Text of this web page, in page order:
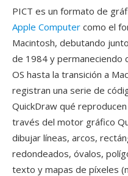
PICT es un formato de
Apple Computer como el
Macintosh, debutando
de 1984 y permaneciendo
OS hasta la transición a
registran una serie de
QuickDraw qué
través del motor gráfico
dibujar líneas, arcos,
redondeados, óvalos,
texto y mapas de píxeles